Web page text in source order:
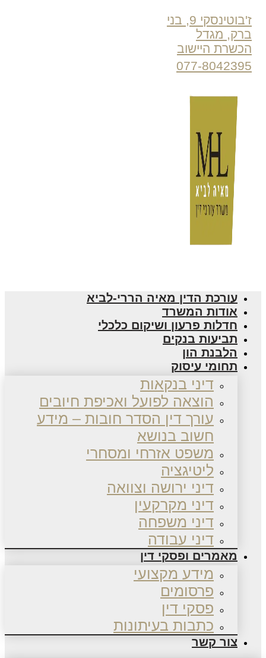
ז'בוטינסקי 9, בני
ברק, מגדל
הכשרת היישוב
077-8042395
עורכת הדין מאיה הררי-לביא
אודות המשרד
חדלות פרעון ושיקום כלכלי
תביעות בנקים
הלבנת הון
תחומי עיסוק
דיני בנקאות
הוצאה לפועל ואכיפת חיובים
עורך דין הסדר חובות – מידע
חשוב בנושא
משפט אזרחי ומסחרי
ליטיגציה
דיני ירושה וצוואה
דיני מקרקעין
דיני משפחה
דיני עבודה
מאמרים ופסקי דין
מידע מקצועי
פרסומים
פסקי דין
כתבות בעיתונות
צור קשר